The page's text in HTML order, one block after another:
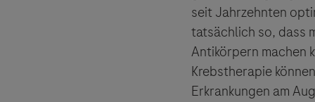
seit Jahrzehnten
tatsächlich so, dass
Antikörpern machen
Krebstherapie
Erkrankungen am